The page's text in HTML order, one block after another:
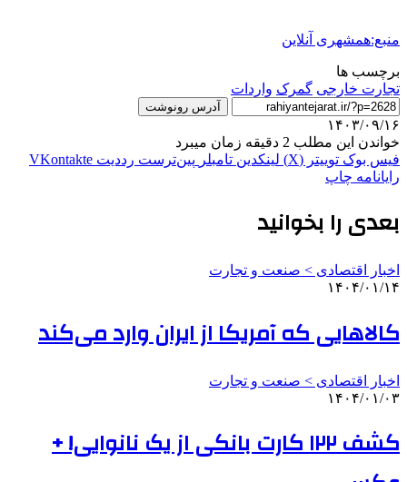
منبع:همشهری آنلاین
برچسب ها
تجارت خارجی گمرک واردات
آدرس رونوشت
۱۴۰۳/۰۹/۱۶
خواندن این مطلب 2 دقیقه زمان میبرد
فیس بوک توییتر (X) لینکدین ‫تامبلر ‫پین‌ترست ‫رددیت ‫VKontakte
رایانامه چاپ
بعدی را بخوانید
اخبار اقتصادی > صنعت و تجارت
۱۴۰۴/۰۱/۱۴
کالاهایی که آمریکا از ایران وارد می‌کند
اخبار اقتصادی > صنعت و تجارت
۱۴۰۴/۰۱/۰۳
کشف ۱۲۲ کارت بانکی از یک نانوایی! +